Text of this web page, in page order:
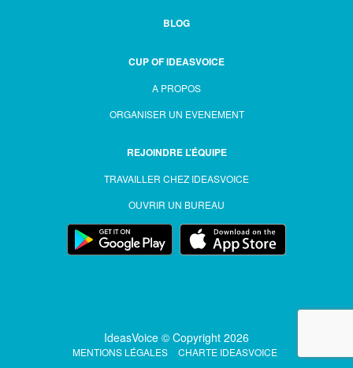
BLOG
CUP OF IDEASVOICE
A PROPOS
ORGANISER UN EVENEMENT
REJOINDRE L’ÉQUIPE
TRAVAILLER CHEZ IDEASVOICE
OUVRIR UN BUREAU
IdeasVoice © Copyright 2026
MENTIONS LÉGALES CHARTE IDEASVOICE